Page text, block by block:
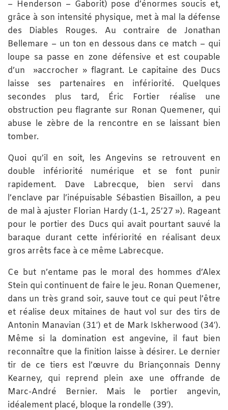
– Henderson – Gaborit) pose d’énormes soucis et,
grâce à son intensité physique, met à mal la défense
des Diables Rouges. Au contraire de Jonathan
Bellemare – un ton en dessous dans ce match – qui
loupe sa passe en zone défensive et est coupable
d’un »accrocher » flagrant. Le capitaine des Ducs
laisse ses partenaires en infériorité. Quelques
secondes plus tard, Éric Fortier réalise une
obstruction peu flagrante sur Ronan Quemener, qui
abuse le zèbre de la rencontre en se laissant bien
tomber.
Quoi qu’il en soit, les Angevins se retrouvent en
double infériorité numérique et se font punir
rapidement. Dave Labrecque, bien servi dans
l’enclave par l’inépuisable Sébastien Bisaillon, a peu
de mal à ajuster Florian Hardy (1-1, 25’27 »). Rageant
pour le portier des Ducs qui avait pourtant sauvé la
baraque durant cette infériorité en réalisant deux
gros arrêts face à ce même Labrecque.
Ce but n’entame pas le moral des hommes d’Alex
Stein qui continuent de faire le jeu. Ronan Quemener,
dans un très grand soir, sauve tout ce qui peut l’être
et réalise deux mitaines de haut vol sur des tirs de
Antonin Manavian (31′) et de Mark Iskherwood (34′).
Même si la domination est angevine, il faut bien
reconnaître que la finition laisse à désirer. Le dernier
tir de ce tiers est l’œuvre du Briançonnais Denny
Kearney, qui reprend plein axe une offrande de
Marc-André Bernier. Mais le portier angevin,
idéalement placé, bloque la rondelle (39′).